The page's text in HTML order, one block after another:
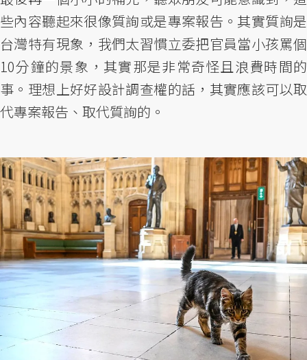
些內容聽起來很像質詢或是專案報告。其實質詢是
台灣特有現象，我們太習慣立委把官員當小孩罵個
10分鐘的景象，其實那是非常奇怪且浪費時間的
事。理想上好好設計調查權的話，其實應該可以取
代專案報告、取代質詢的。